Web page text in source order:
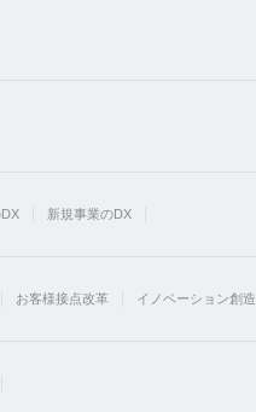
新規事業のDX
お客様接点改革 イノベーション創造